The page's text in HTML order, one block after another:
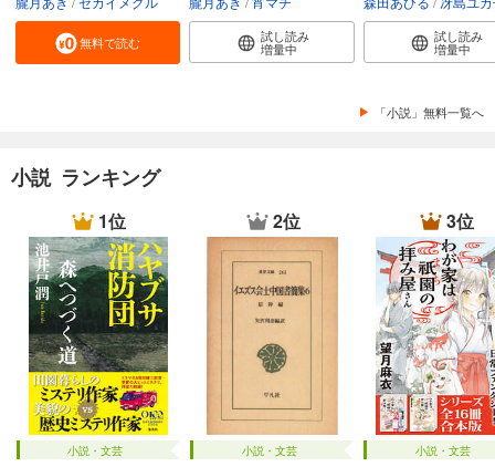
無料で読む 試し読み
増量中
試し読み
増量中
「小説」無料一覧へ
小説 ランキング
1位
小説・文芸
2位
小説・文芸
3位
小説・文芸